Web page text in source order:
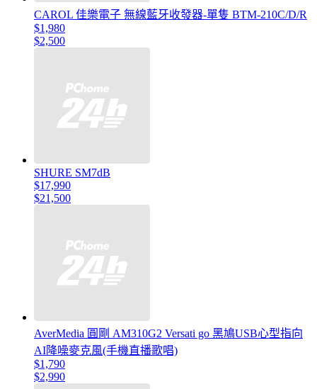
CAROL 佳樂電子 無線藍牙收發器-單隻 BTM-210C/D/R
$1,980
$2,500
SHURE SM7dB
$17,990
$21,500
AverMedia 圓剛 AM310G2 Versati go 黑鳩USB心型指向
AI降噪麥克風(手機直播歌唱)
$1,790
$2,990